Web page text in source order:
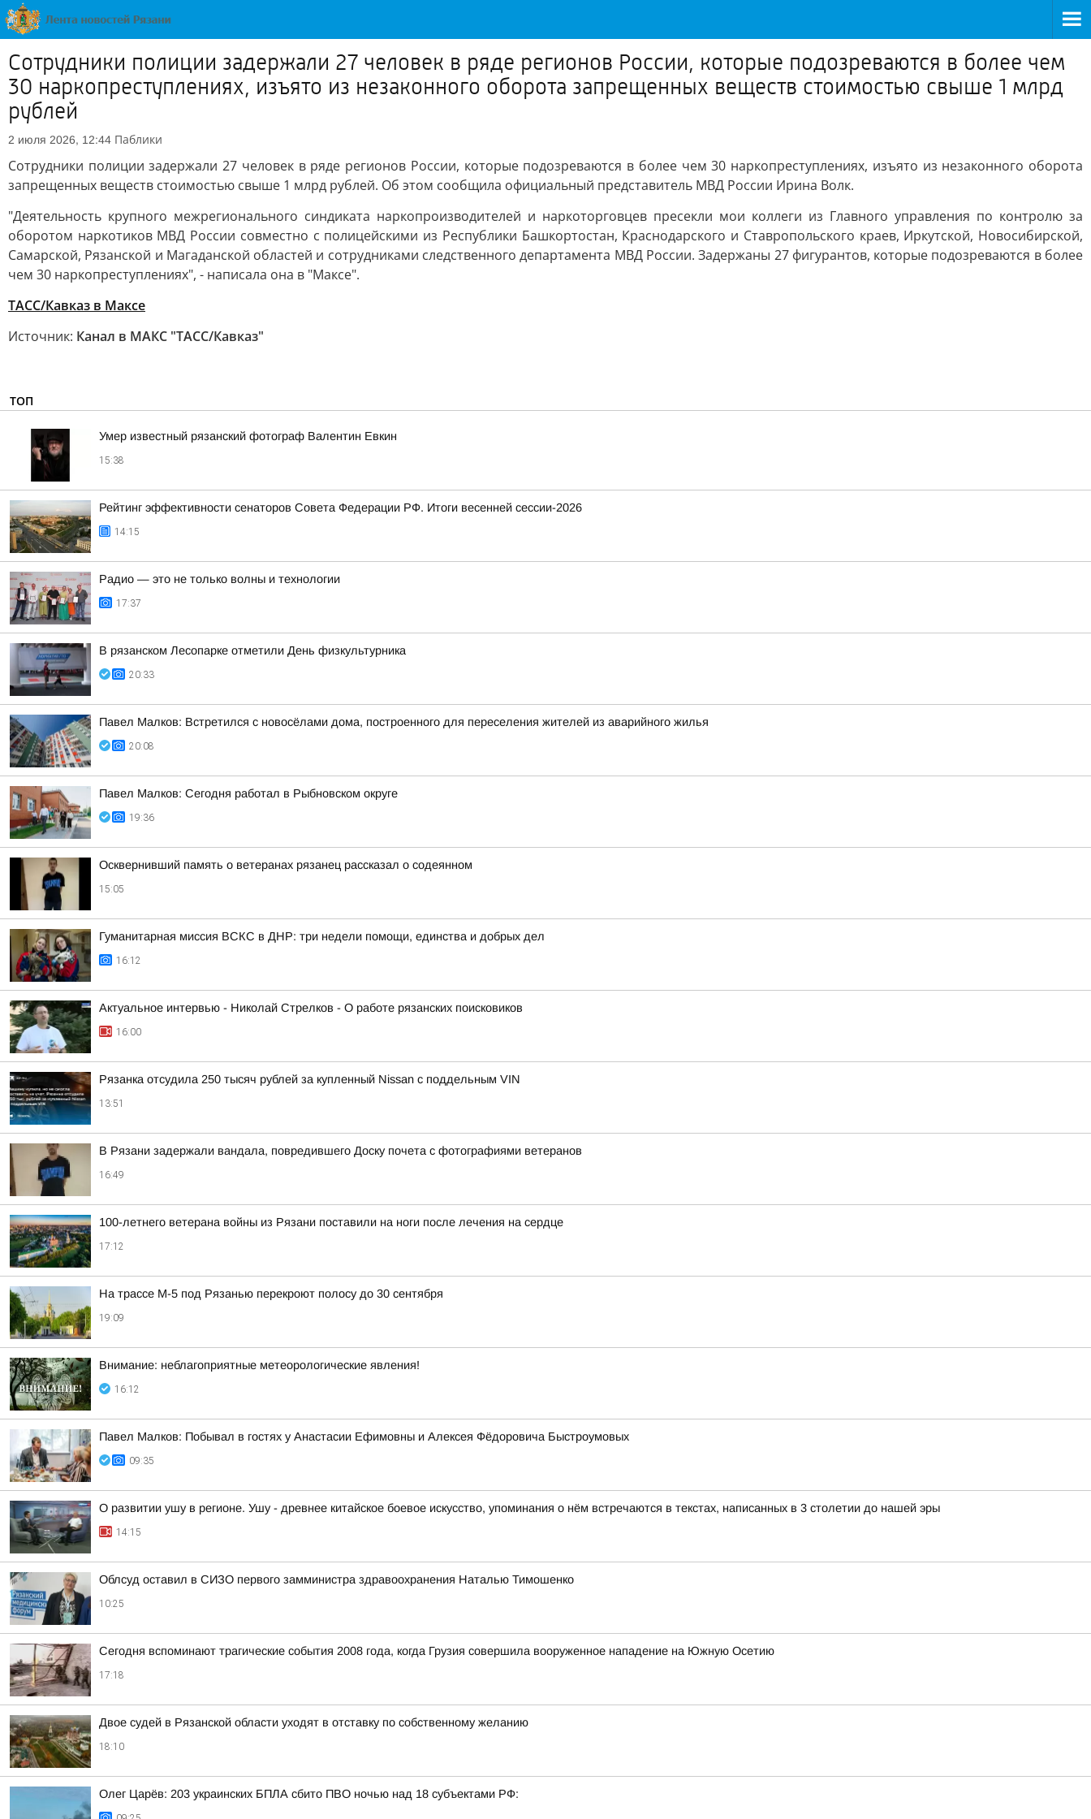
Сотрудники полиции задержали 27 человек в ряде регионов России, которые подозреваются в более чем
30 наркопреступлениях, изъято из незаконного оборота запрещенных веществ стоимостью свыше 1 млрд
рублей
2 июля 2026, 12:44 Паблики
Сотрудники полиции задержали 27 человек в ряде регионов России, которые подозреваются в более чем 30 наркопреступлениях, изъято из незаконного оборота
запрещенных веществ стоимостью свыше 1 млрд рублей. Об этом сообщила официальный представитель МВД России Ирина Волк.
"Деятельность крупного межрегионального синдиката наркопроизводителей и наркоторговцев пресекли мои коллеги из Главного управления по контролю за
оборотом наркотиков МВД России совместно с полицейскими из Республики Башкортостан, Краснодарского и Ставропольского краев, Иркутской, Новосибирской,
Самарской, Рязанской и Магаданской областей и сотрудниками следственного департамента МВД России. Задержаны 27 фигурантов, которые подозреваются в более
чем 30 наркопреступлениях", - написала она в "Максе".
ТАСС/Кавказ в Максе
Источник: Канал в МАКС "ТАСС/Кавказ"
ТОП
Умер известный рязанский фотограф Валентин Евкин
15:38
Рейтинг эффективности сенаторов Совета Федерации РФ. Итоги весенней сессии-2026
14:15
Радио — это не только волны и технологии
17:37
В рязанском Лесопарке отметили День физкультурника
20:33
Павел Малков: Встретился с новосёлами дома, построенного для переселения жителей из аварийного жилья
20:08
Павел Малков: Сегодня работал в Рыбновском округе
19:36
Осквернивший память о ветеранах рязанец рассказал о содеянном
15:05
Гуманитарная миссия ВСКС в ДНР: три недели помощи, единства и добрых дел
16:12
Актуальное интервью - Николай Стрелков - О работе рязанских поисковиков
16:00
Рязанка отсудила 250 тысяч рублей за купленный Nissan с поддельным VIN
13:51
В Рязани задержали вандала, повредившего Доску почета с фотографиями ветеранов
16:49
100-летнего ветерана войны из Рязани поставили на ноги после лечения на сердце
17:12
На трассе М-5 под Рязанью перекроют полосу до 30 сентября
19:09
Внимание: неблагоприятные метеорологические явления!
16:12
Павел Малков: Побывал в гостях у Анастасии Ефимовны и Алексея Фёдоровича Быстроумовых
09:35
О развитии ушу в регионе. Ушу - древнее китайское боевое искусство, упоминания о нём встречаются в текстах, написанных в 3 столетии до нашей эры
14:15
Облсуд оставил в СИЗО первого замминистра здравоохранения Наталью Тимошенко
10:25
Сегодня вспоминают трагические события 2008 года, когда Грузия совершила вооруженное нападение на Южную Осетию
17:18
Двое судей в Рязанской области уходят в отставку по собственному желанию
18:10
Олег Царёв: 203 украинских БПЛА сбито ПВО ночью над 18 субъектами РФ: